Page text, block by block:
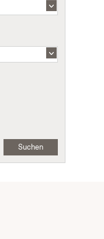
Suchen